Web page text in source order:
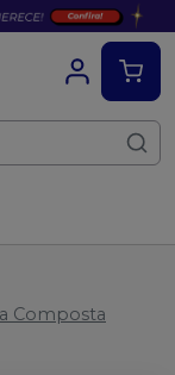
Composta